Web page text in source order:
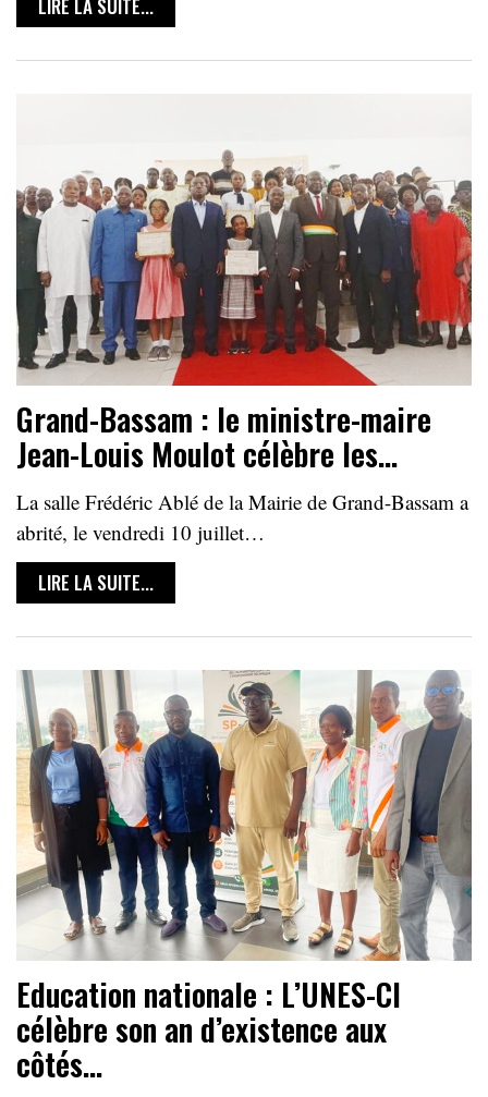
LIRE LA SUITE...
Grand-Bassam : le ministre-maire
Jean-Louis Moulot célèbre les…
La salle Frédéric Ablé de la Mairie de Grand-Bassam a
abrité, le vendredi 10 juillet…
LIRE LA SUITE...
Education nationale : L’UNES-CI
célèbre son an d’existence aux
côtés…